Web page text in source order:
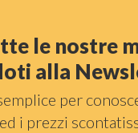
le nostre
alla
per
i prezzi